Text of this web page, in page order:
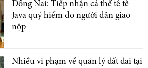
Đồng Nai: Tiếp nhận cá thể tê tê
Java quý hiếm do người dân giao
nộp
Nhiều vi phạm về quản lý đất đai tại